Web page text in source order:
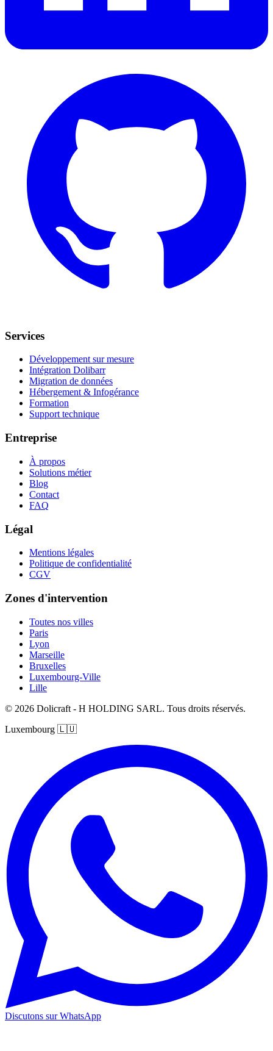
Services
Développement sur mesure
Intégration Dolibarr
Migration de données
Hébergement & Infogérance
Formation
Support technique
Entreprise
À propos
Solutions métier
Blog
Contact
FAQ
Légal
Mentions légales
Politique de confidentialité
CGV
Zones d'intervention
Toutes nos villes
Paris
Lyon
Marseille
Bruxelles
Luxembourg-Ville
Lille
© 2026 Dolicraft - H HOLDING SARL. Tous droits réservés.
Luxembourg 🇱🇺
Discutons sur WhatsApp